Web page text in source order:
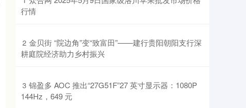
行情
2 ​金贝街 “院边角”变“致富田”——建行贵阳朝阳支行深
耕庭院经济助力乡村振兴
3 ​锦盈多 AOC 推出“27G51F”27 英寸显示器：1080P
144Hz，649 元